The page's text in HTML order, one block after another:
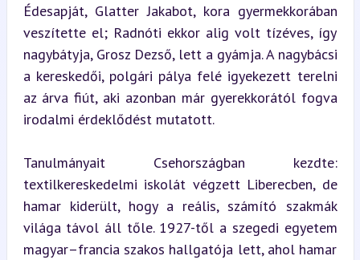
Édesapját, Glatter Jakabot, kora gyermekkorában
veszítette el; Radnóti ekkor alig volt tízéves, így
nagybátyja, Grosz Dezső, lett a gyámja. A nagybácsi
a kereskedői, polgári pálya felé igyekezett terelni
az árva fiút, aki azonban már gyerekkorától fogva
irodalmi érdeklődést mutatott.
Tanulmányait Csehországban kezdte:
textilkereskedelmi iskolát végzett Liberecben, de
hamar kiderült, hogy a reális, számító szakmák
világa távol áll tőle. 1927-től a szegedi egyetem
magyar–francia szakos hallgatója lett, ahol hamar